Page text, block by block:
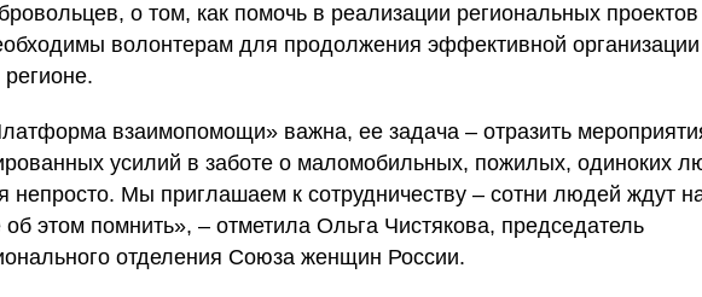
о том, как помочь в реализации региональных проектов
волонтерам для продолжения эффективной организации
взаимопомощи» важна, ее задача – отразить
усилий в заботе о маломобильных, пожилых, одиноких
непросто. Мы приглашаем к сотрудничеству – сотни людей ждут
об этом помнить», – отметила Ольга Чистякова, председатель
отделения Союза женщин России.